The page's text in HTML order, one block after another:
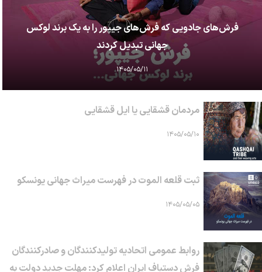
فرش‌های جادویی که فرش‌های جیپور را به یک برند لوکس
جهانی تبدیل کردند
۱۴۰۵/۰۵/۱۱
مردمان قشقایی یا ایل قشقایی
۱۴۰۵/۰۵/۱۰
ثبت قلعه الموت در فهرست میراث جهانی یونسکو
۱۴۰۵/۰۵/۰۵
روابط عمومی اتحادیه تولیدکنندگان و صادرکنندگان
فرش دستباف ایران اعلام کرد: مهلت جدید دولت به